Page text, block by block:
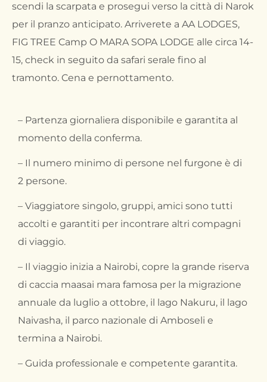
scendi la scarpata e prosegui verso la città di Narok
per il pranzo anticipato. Arriverete a AA LODGES,
FIG TREE Camp O MARA SOPA LODGE alle circa 14-
15, check in seguito da safari serale fino al
tramonto. Cena e pernottamento.
– Partenza giornaliera disponibile e garantita al
momento della conferma.
– Il numero minimo di persone nel furgone è di
2 persone.
– Viaggiatore singolo, gruppi, amici sono tutti
accolti e garantiti per incontrare altri compagni
di viaggio.
– Il viaggio inizia a Nairobi, copre la grande riserva
di caccia maasai mara famosa per la migrazione
annuale da luglio a ottobre, il lago Nakuru, il lago
Naivasha, il parco nazionale di Amboseli e
termina a Nairobi.
– Guida professionale e competente garantita.